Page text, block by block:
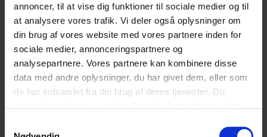
annoncer, til at vise dig funktioner til sociale medier og til
at analysere vores trafik. Vi deler også oplysninger om
din brug af vores website med vores partnere inden for
sociale medier, annonceringspartnere og
analysepartnere. Vores partnere kan kombinere disse
data med andre oplysninger, du har givet dem, eller som
de har indsamlet fra din brug af deres tjenester. Du
Produktdetaljer
Mål
160×200
,
180×200
,